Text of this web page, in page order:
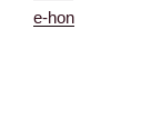
e-hon